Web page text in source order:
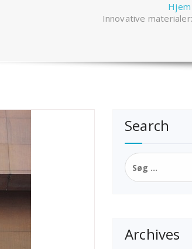
Hjem
Innovative
Search
Søg
efter:
Archives